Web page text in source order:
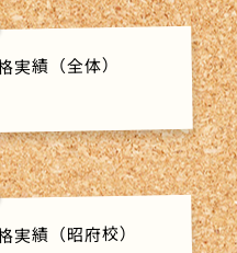
績（全体）
績（昭府校）